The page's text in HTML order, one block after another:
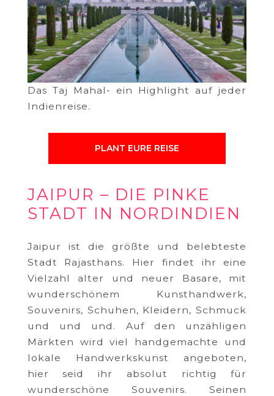
Das Taj Mahal- ein Highlight auf jeder
Indienreise.
PLANT EURE REISE
JAIPUR – DIE PINKE
STADT IN NORDINDIEN
Jaipur ist die größte und belebteste
Stadt Rajasthans. Hier findet ihr eine
Vielzahl alter und neuer Basare, mit
wunderschönem Kunsthandwerk,
Souvenirs, Schuhen, Kleidern, Schmuck
und und und. Auf den unzähligen
Märkten wird viel handgemachte und
lokale Handwerkskunst angeboten,
hier seid ihr absolut richtig für
wunderschöne Souvenirs. Seinen